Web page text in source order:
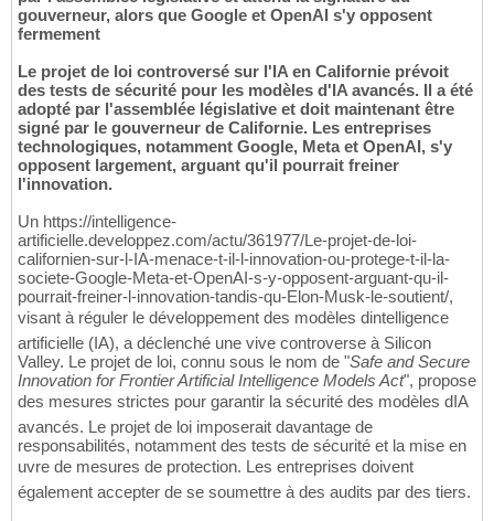
gouverneur, alors que Google et OpenAI s'y opposent
fermement
Le projet de loi controversé sur l'IA en Californie prévoit
des tests de sécurité pour les modèles d'IA avancés. Il a été
adopté par l'assemblée législative et doit maintenant être
signé par le gouverneur de Californie. Les entreprises
technologiques, notamment Google, Meta et OpenAI, s'y
opposent largement, arguant qu'il pourrait freiner
l'innovation.
Un https://intelligence-
artificielle.developpez.com/actu/361977/Le-projet-de-loi-
californien-sur-l-IA-menace-t-il-l-innovation-ou-protege-t-il-la-
societe-Google-Meta-et-OpenAI-s-y-opposent-arguant-qu-il-
pourrait-freiner-l-innovation-tandis-qu-Elon-Musk-le-soutient/,
visant à réguler le développement des modèles dintelligence
artificielle (IA), a déclenché une vive controverse à Silicon
Valley. Le projet de loi, connu sous le nom de "Safe and Secure
Innovation for Frontier Artificial Intelligence Models Act", propose
des mesures strictes pour garantir la sécurité des modèles dIA
avancés. Le projet de loi imposerait davantage de
responsabilités, notamment des tests de sécurité et la mise en
uvre de mesures de protection. Les entreprises doivent
également accepter de se soumettre à des audits par des tiers.